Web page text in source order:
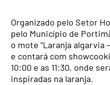
Organizado pelo Setor
pelo Município de
o mote “Laranja algarvia
e contará com
10:00 e as 11:30, onde
inspiradas na laranja.